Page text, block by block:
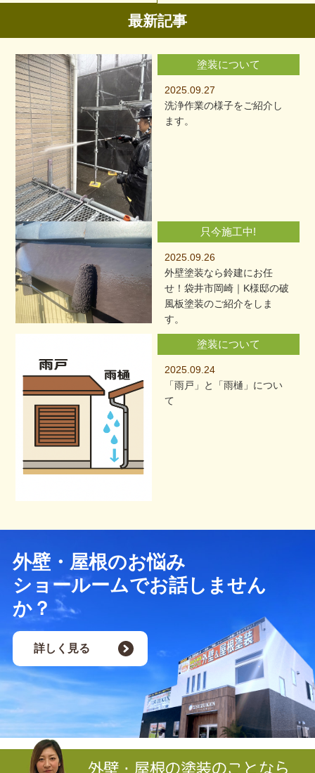
最新記事
塗装について
2025.09.27
洗浄作業の様子をご紹介し
ます。
只今施工中!
2025.09.26
外壁塗装なら鈴建にお任
せ！袋井市岡崎｜K様邸の破
風板塗装のご紹介をしま
す。
塗装について
2025.09.24
「雨戸」と「雨樋」につい
て
外壁・屋根のお悩み
ショールームでお話しません
か？
詳しく見る